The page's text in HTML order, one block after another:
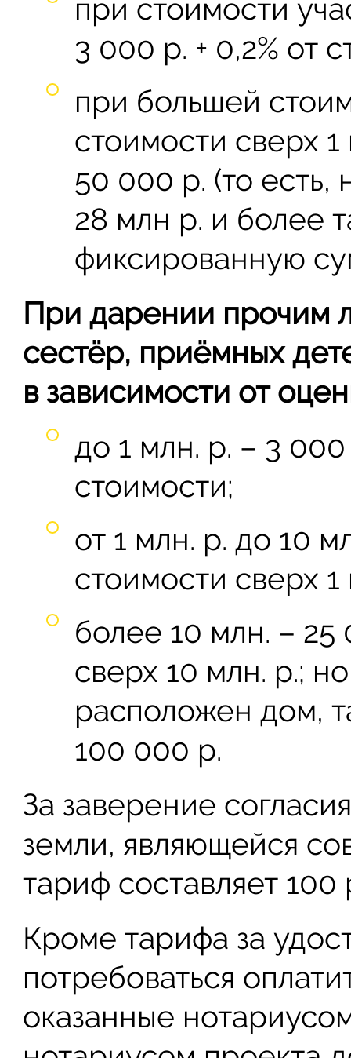
при стоимости
3 000 р. + 0,2% от
при большей
стоимости сверх
50 000 р. (то есть,
28 млн р. и более
фиксированную
При дарении прочим
сестёр, приёмных
в зависимости от
до 1 млн. р. – 3
стоимости;
от 1 млн. р. до 10
стоимости сверх 1
более 10 млн. – 25
сверх 10 млн. р.;
расположен дом,
100 000 р.
За заверение
земли, являющейся
тариф составляет 100
Кроме тарифа за
потребоваться
оказанные